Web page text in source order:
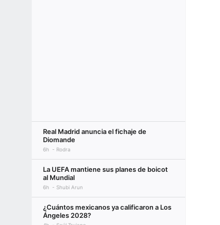
Real Madrid anuncia el fichaje de
Diomande
6h Rodra
La UEFA mantiene sus planes de boicot
al Mundial
6h Shubi Arun
¿Cuántos mexicanos ya calificaron a Los
Ángeles 2028?